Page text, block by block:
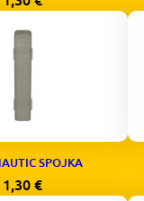
SPOJKA
1,30€